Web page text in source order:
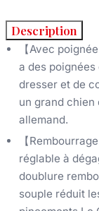
Description
【Avec
a des
dresser et de
un grand chien
allemand.
【
réglable à
doublure
souple réduit